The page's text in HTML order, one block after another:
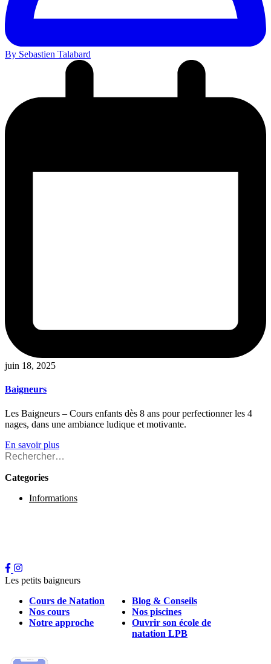
By Sebastien Talabard
juin 18, 2025
Baigneurs
Les Baigneurs – Cours enfants dès 8 ans pour perfectionner les 4
nages, dans une ambiance ludique et motivante.
En savoir plus
Rechercher :
Categories
Informations
Les petits baigneurs
Cours de Natation
Blog & Conseils
Nos cours
Nos piscines
Notre approche
Ouvrir son école de
natation LPB